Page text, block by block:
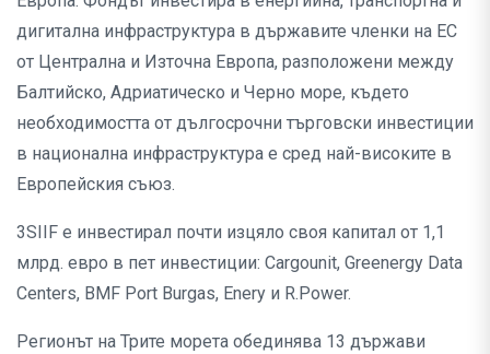
дигитална инфраструктура в държавите членки на ЕС
от Централна и Източна Европа, разположени между
Балтийско, Адриатическо и Черно море, където
необходимостта от дългосрочни търговски инвестиции
в национална инфраструктура е сред най-високите в
Европейския съюз.
3SIIF е инвестирал почти изцяло своя капитал от 1,1
млрд. евро в пет инвестиции: Cargounit, Greenergy Data
Centers, BMF Port Burgas, Enery и R.Power.
Регионът на Трите морета обединява 13 държави